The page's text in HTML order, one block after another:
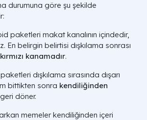
durumuna göre şu şekilde
paketleri makat kanalının içindedir,
En belirgin belirtisi dışkılama sonrası
kanamadır.
dışkılama sırasında dışarı
bittikten sonra kendiliğinden
döner.
memeler kendiliğinden içeri